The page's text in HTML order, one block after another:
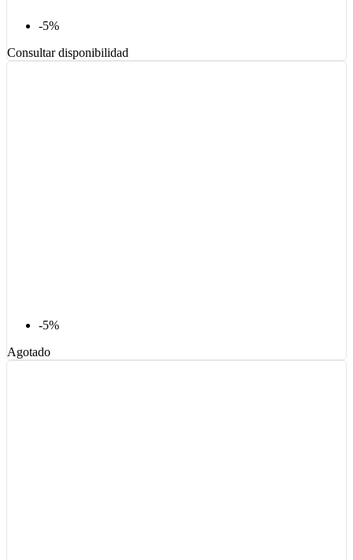
-5%
Consultar disponibilidad
-5%
Agotado